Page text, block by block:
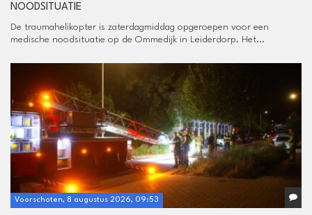
NOODSITUATIE
De traumahelikopter is zaterdagmiddag opgeroepen voor een
medische noodsituatie op de Ommedijk in Leiderdorp. Het...
Voorschoten, 8 augustus 2026, 09:53